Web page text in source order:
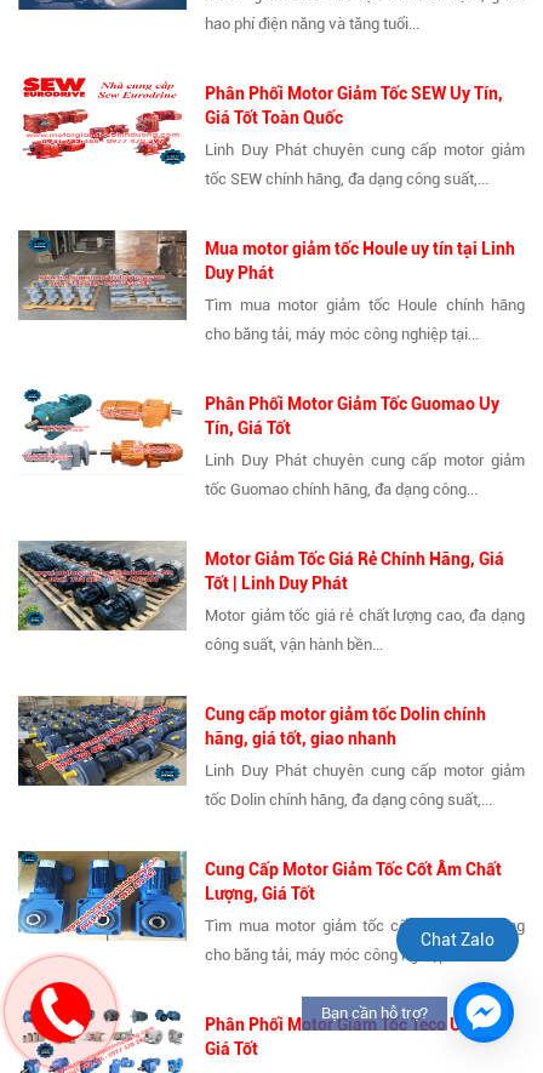
hao phí điện năng và tăng tuổi...
Phân Phối Motor Giảm Tốc SEW Uy Tín,
Giá Tốt Toàn Quốc
Linh Duy Phát chuyên cung cấp motor giảm
tốc SEW chính hãng, đa dạng công suất,...
Mua motor giảm tốc Houle uy tín tại Linh
Duy Phát
Tìm mua motor giảm tốc Houle chính hãng
cho băng tải, máy móc công nghiệp tại...
Phân Phối Motor Giảm Tốc Guomao Uy
Tín, Giá Tốt
Linh Duy Phát chuyên cung cấp motor giảm
tốc Guomao chính hãng, đa dạng công...
Motor Giảm Tốc Giá Rẻ Chính Hãng, Giá
Tốt | Linh Duy Phát
Motor giảm tốc giá rẻ chất lượng cao, đa dạng
công suất, vận hành bền...
Cung cấp motor giảm tốc Dolin chính
hãng, giá tốt, giao nhanh
Linh Duy Phát chuyên cung cấp motor giảm
tốc Dolin chính hãng, đa dạng công suất,...
Cung Cấp Motor Giảm Tốc Cốt Âm Chất
Lượng, Giá Tốt
Tìm mua motor giảm tốc cốt âm chính hãng
cho băng tải, máy móc công nghiệp?...
Phân Phối Motor Giảm Tốc Teco Uy Tín,
Giá Tốt
Chat Zalo
Bạn cần hỗ trợ?